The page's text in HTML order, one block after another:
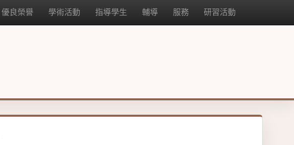
優良榮譽 學術活動 指導學生 輔導 服務 研習活動